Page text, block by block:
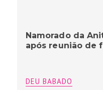
Namorado da
após reunião de
DEU BABADO